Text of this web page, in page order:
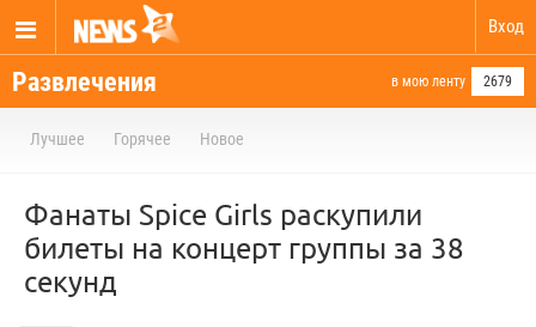
Вход
Развлечения в мою ленту 2679
Лучшее Горячее Новое
Фанаты Spice Girls раскупили
билеты на концерт группы за 38
секунд